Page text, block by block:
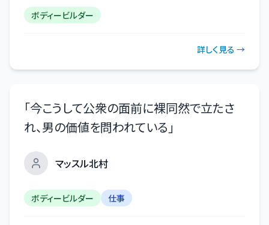
ボディービルダー
詳しく見る →
「今こうして公衆の面前に裸同然で立たさ
れ、男の価値を問われている 」
マッスル北村
ボディービルダー 仕事